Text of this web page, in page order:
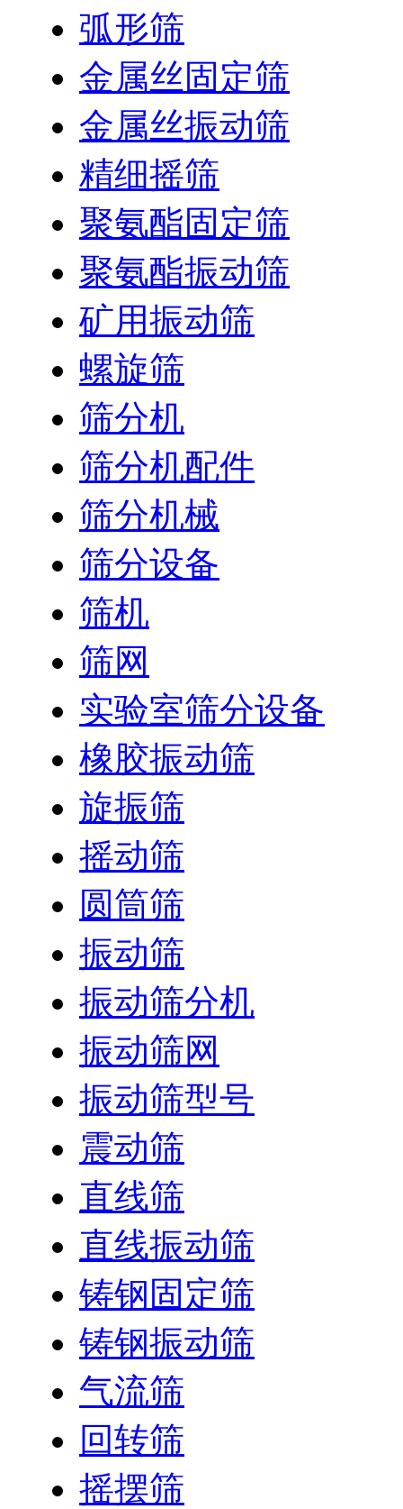
弧形筛
金属丝固定筛
金属丝振动筛
精细摇筛
聚氨酯固定筛
聚氨酯振动筛
矿用振动筛
螺旋筛
筛分机
筛分机配件
筛分机械
筛分设备
筛机
筛网
实验室筛分设备
橡胶振动筛
旋振筛
摇动筛
圆筒筛
振动筛
振动筛分机
振动筛网
振动筛型号
震动筛
直线筛
直线振动筛
铸钢固定筛
铸钢振动筛
气流筛
回转筛
摇摆筛